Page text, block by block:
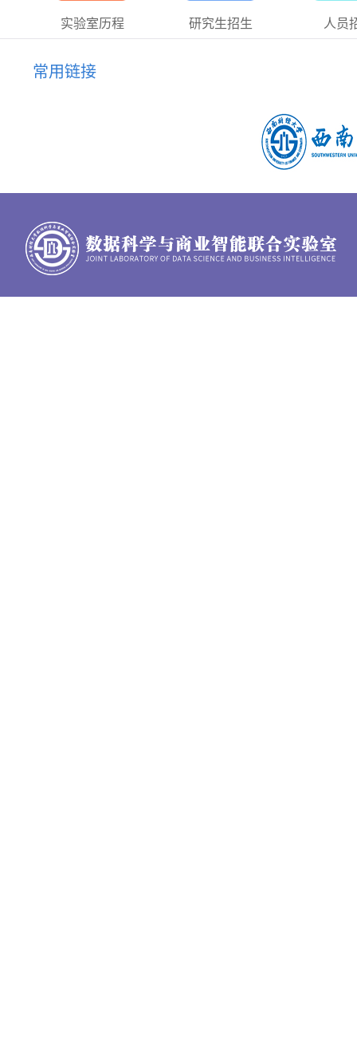
实验室历程 研究生招生 人员
常用链接